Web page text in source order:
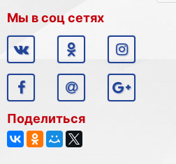
Мы в соц сетях
Поделиться